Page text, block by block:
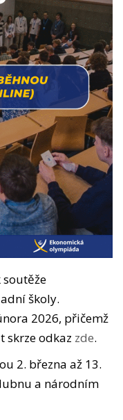
soutěže
školy.
2026, přičemž
skrze odkaz zde.
2. března až 13.
a národním